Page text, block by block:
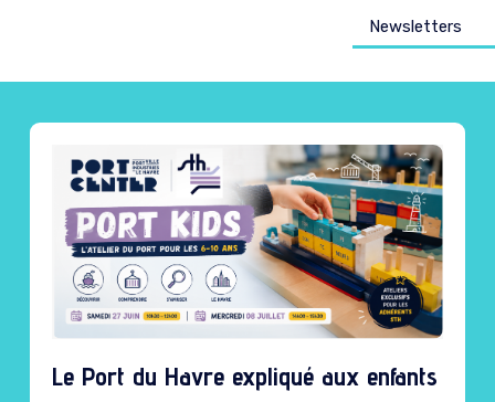
Newsletters
Le Port du Havre expliqué aux enfants